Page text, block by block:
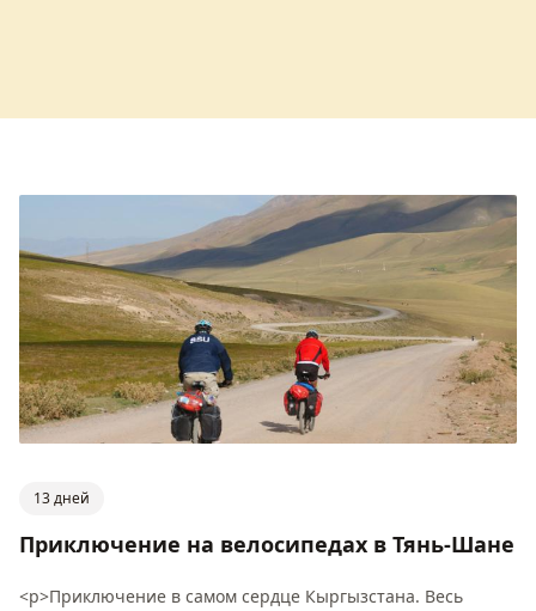
13 дней
Приключение на велосипедах в Тянь-Шане
<p>Приключение в самом сердце Кыргызстана. Весь